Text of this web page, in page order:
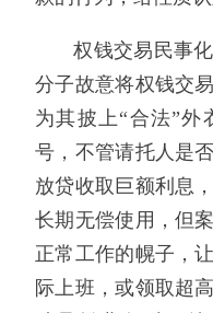
权钱交易民事
分子故意将权钱交
为其披上“合法”外
号，不管请托人是
放贷收取巨额利息
长期无偿使用，但
正常工作的幌子，
际上班，或领取超